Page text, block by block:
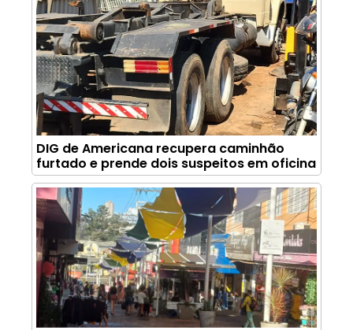
DIG de Americana recupera caminhão
furtado e prende dois suspeitos em oficina